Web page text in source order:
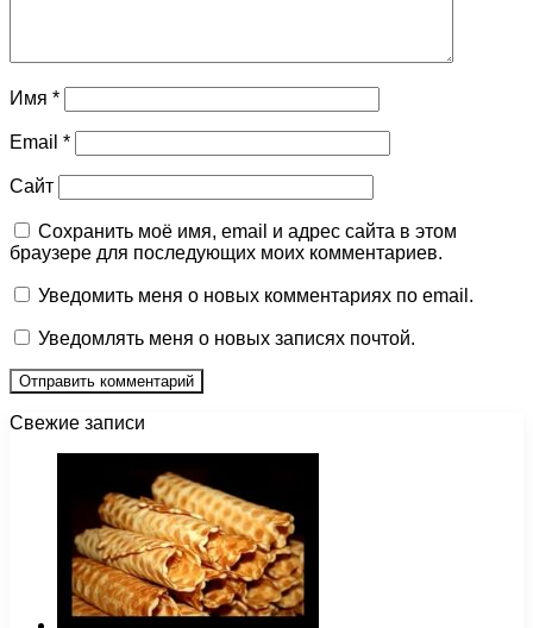
Имя *
Email *
Сайт
Сохранить моё имя, email и адрес сайта в этом
браузере для последующих моих комментариев.
Уведомить меня о новых комментариях по email.
Уведомлять меня о новых записях почтой.
Свежие записи